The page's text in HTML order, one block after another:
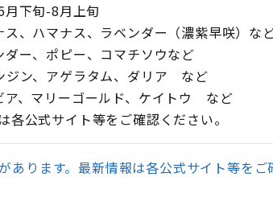
月下旬-8月上旬
、ハマナス、ラベンダー（濃紫早咲）な
ー、ポピー、コマチソウなど
ン、アゲラタム、ダリア など
、マリーゴールド、ケイトウ など
各公式サイト等をご確認ください。
ります。最新情報は各公式サイト等をご